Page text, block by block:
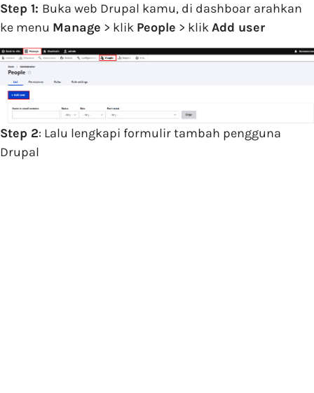
Step 1: Buka web Drupal kamu, di dashboar arahkan
ke menu Manage > klik People > klikAdd user
Step 2: Lalu lengkapi formulir tambah pengguna
Drupal